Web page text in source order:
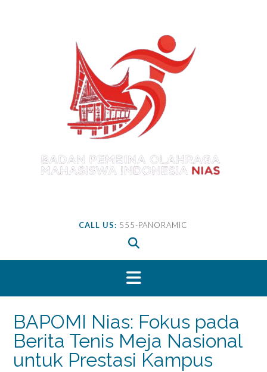
CALL US: 555-PANORAMIC
BAPOMI Nias: Fokus pada
Berita Tenis Meja Nasional
untuk Prestasi Kampus